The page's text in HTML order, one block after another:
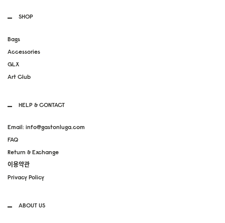
SHOP
Bags
Accessories
GLX
Art Club
HELP & CONTACT
Email: info@gastonluga.com
FAQ
Return & Exchange
이용약관
Privacy Policy
ABOUT US